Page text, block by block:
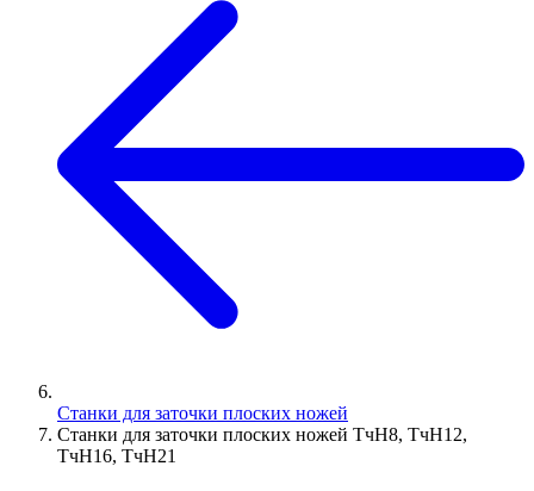
Станки для заточки плоских ножей
Станки для заточки плоских ножей ТчН8, ТчН12,
ТчН16, ТчН21